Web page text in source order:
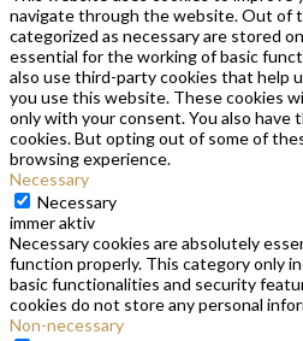
navigate through the website. Out of
categorized as necessary are stored
essential for the working of basic
also use third-party cookies that help
you use this website. These cookies
only with your consent. You also
cookies. But opting out of some of
browsing experience.
Necessary
Necessary
immer aktiv
Necessary cookies are absolutely
function properly. This category only
basic functionalities and security
cookies do not store any personal
Non-necessary